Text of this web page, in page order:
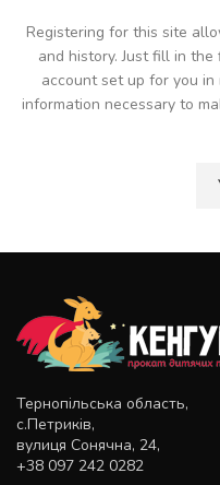
Registering for this site
and history. Just fill in
account set up for you
information necessary to
Тернопільська область,
с.Петриків,
вулиця Сонячна, 24,
+38 097 242 0282